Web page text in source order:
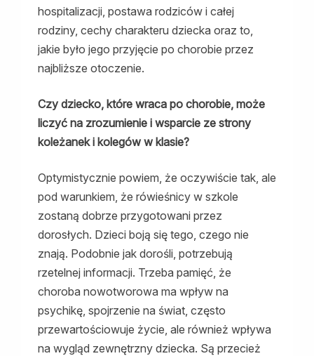
hospitalizacji, postawa rodziców i całej
rodziny, cechy charakteru dziecka oraz to,
jakie było jego przyjęcie po chorobie przez
najbliższe otoczenie.
Czy dziecko, które wraca po chorobie, może
liczyć na zrozumienie i wsparcie ze strony
koleżanek i kolegów w klasie?
Optymistycznie powiem, że oczywiście tak, ale
pod warunkiem, że rówieśnicy w szkole
zostaną dobrze przygotowani przez
dorosłych. Dzieci boją się tego, czego nie
znają. Podobnie jak dorośli, potrzebują
rzetelnej informacji. Trzeba pamięć, że
choroba nowotworowa ma wpływ na
psychikę, spojrzenie na świat, często
przewartościowuje życie, ale również wpływa
na wygląd zewnętrzny dziecka. Są przecież